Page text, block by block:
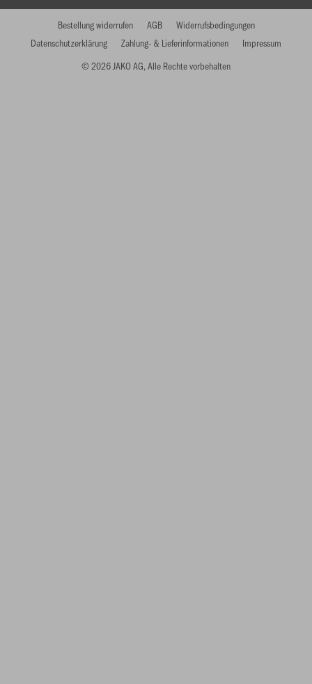
© 2026 JAKO AG, Alle Rechte vorbehalten
Bestellung widerrufen AGB
Widerrufsbedingungen
Datenschutzerklärung
Zahlung- & Lieferinformationen Impressum